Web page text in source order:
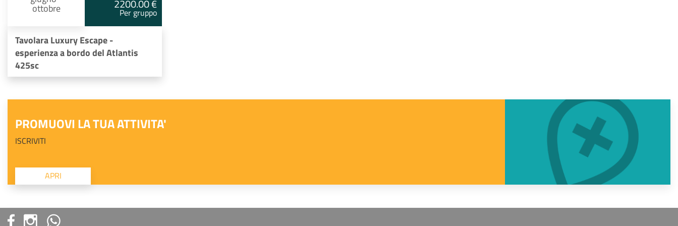
ottobre 2200.00 €
Per gruppo
Tavolara Luxury Escape -
esperienza a bordo del Atlantis
425sc
PROMUOVI LA TUA ATTIVITA'
ISCRIVITI
APRI